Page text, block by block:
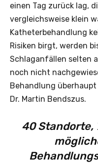
einen Tag zurück lag,
vergleichsweise klein
Katheterbehandlung
Risiken birgt, werden
Schlaganfällen selten
noch nicht
Behandlung
Dr. Martin Bendszus.
40 Standorte,